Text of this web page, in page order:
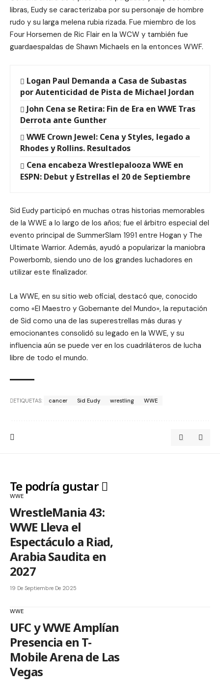
libras, Eudy se caracterizaba por su personaje de hombre
rudo y su larga melena rubia rizada. Fue miembro de los
Four Horsemen de Ric Flair en la WCW y también fue
guardaespaldas de Shawn Michaels en la entonces WWF.
Logan Paul Demanda a Casa de Subastas
por Autenticidad de Pista de Michael Jordan
John Cena se Retira: Fin de Era en WWE Tras
Derrota ante Gunther
WWE Crown Jewel: Cena y Styles, legado a
Rhodes y Rollins. Resultados
Cena encabeza Wrestlepalooza WWE en
ESPN: Debut y Estrellas el 20 de Septiembre
Sid Eudy participó en muchas otras historias memorables
de la WWE a lo largo de los años; fue el árbitro especial del
evento principal de SummerSlam 1991 entre Hogan y The
Ultimate Warrior. Además, ayudó a popularizar la maniobra
Powerbomb, siendo uno de los grandes luchadores en
utilizar este finalizador.
La WWE, en su sitio web oficial, destacó que, conocido
como «El Maestro y Gobernante del Mundo», la reputación
de Sid como una de las superestrellas más duras y
emocionantes consolidó su legado en la WWE, y su
influencia aún se puede ver en los cuadriláteros de lucha
libre de todo el mundo.
ETIQUETAS: cancer Sid Eudy wrestling WWE
Te podría gustar
WWE
WrestleMania 43:
WWE Lleva el
Espectáculo a Riad,
Arabia Saudita en
2027
19 De Septiembre De 2025
WWE
UFC y WWE Amplían
Presencia en T-
Mobile Arena de Las
Vegas